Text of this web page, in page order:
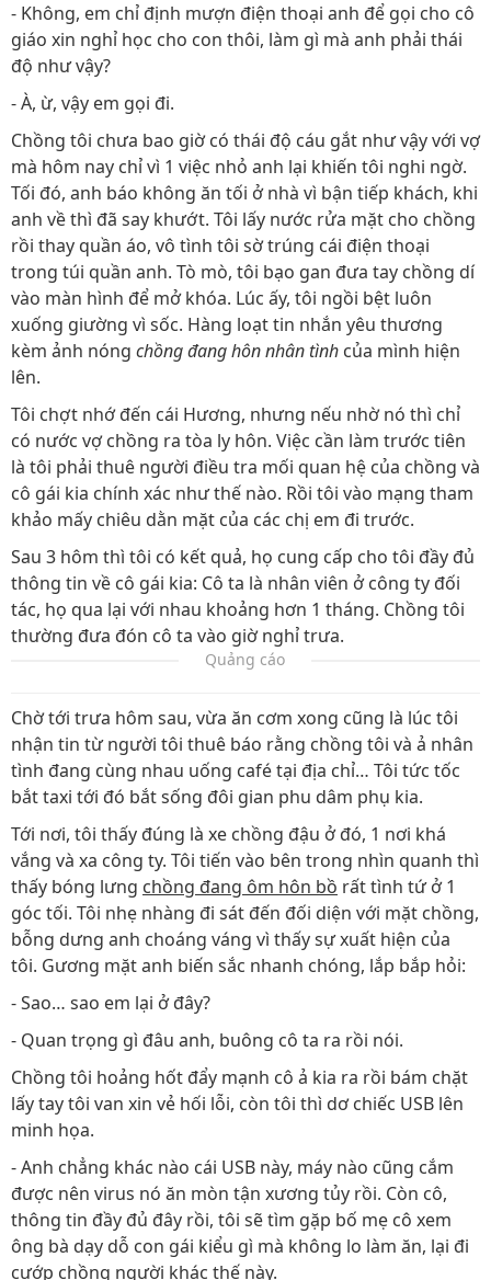
- Không, em chỉ định mượn điện thoại anh để gọi cho cô
giáo xin nghỉ học cho con thôi, làm gì mà anh phải thái
độ như vậy?
- À, ừ, vậy em gọi đi.
Chồng tôi chưa bao giờ có thái độ cáu gắt như vậy với vợ
mà hôm nay chỉ vì 1 việc nhỏ anh lại khiến tôi nghi ngờ.
Tối đó, anh báo không ăn tối ở nhà vì bận tiếp khách, khi
anh về thì đã say khướt. Tôi lấy nước rửa mặt cho chồng
rồi thay quần áo, vô tình tôi sờ trúng cái điện thoại
trong túi quần anh. Tò mò, tôi bạo gan đưa tay chồng dí
vào màn hình để mở khóa. Lúc ấy, tôi ngồi bệt luôn
xuống giường vì sốc. Hàng loạt tin nhắn yêu thương
kèm ảnh nóng chồng đang hôn nhân tình của mình hiện
lên.
Tôi chợt nhớ đến cái Hương, nhưng nếu nhờ nó thì chỉ
có nước vợ chồng ra tòa ly hôn. Việc cần làm trước tiên
là tôi phải thuê người điều tra mối quan hệ của chồng và
cô gái kia chính xác như thế nào. Rồi tôi vào mạng tham
khảo mấy chiêu dằn mặt của các chị em đi trước.
Sau 3 hôm thì tôi có kết quả, họ cung cấp cho tôi đầy đủ
thông tin về cô gái kia: Cô ta là nhân viên ở công ty đối
tác, họ qua lại với nhau khoảng hơn 1 tháng. Chồng tôi
thường đưa đón cô ta vào giờ nghỉ trưa.
Quảng cáo
Chờ tới trưa hôm sau, vừa ăn cơm xong cũng là lúc tôi
nhận tin từ người tôi thuê báo rằng chồng tôi và ả nhân
tình đang cùng nhau uống café tại địa chỉ… Tôi tức tốc
bắt taxi tới đó bắt sống đôi gian phu dâm phụ kia.
Tới nơi, tôi thấy đúng là xe chồng đậu ở đó, 1 nơi khá
vắng và xa công ty. Tôi tiến vào bên trong nhìn quanh thì
thấy bóng lưng chồng đang ôm hôn bồ rất tình tứ ở 1
góc tối. Tôi nhẹ nhàng đi sát đến đối diện với mặt chồng,
bỗng dưng anh choáng váng vì thấy sự xuất hiện của
tôi. Gương mặt anh biến sắc nhanh chóng, lắp bắp hỏi:
- Sao… sao em lại ở đây?
- Quan trọng gì đâu anh, buông cô ta ra rồi nói.
Chồng tôi hoảng hốt đẩy mạnh cô ả kia ra rồi bám chặt
lấy tay tôi van xin vẻ hối lỗi, còn tôi thì dơ chiếc USB lên
minh họa.
- Anh chẳng khác nào cái USB này, máy nào cũng cắm
được nên virus nó ăn mòn tận xương tủy rồi. Còn cô,
thông tin đầy đủ đây rồi, tôi sẽ tìm gặp bố mẹ cô xem
ông bà dạy dỗ con gái kiểu gì mà không lo làm ăn, lại đi
cướp chồng người khác thế này.